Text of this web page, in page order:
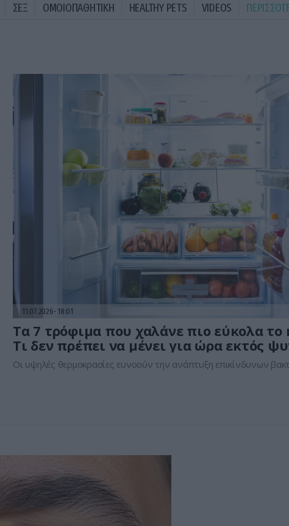
ΣΕΞ ΟΜΟΙΟΠΑΘΗΤΙΚΗ HEALTHY PETS VIDEOS
11.07.2026 18:01
Τα 7 τρόφιμα που χαλάνε πιο εύκολα το
Τι δεν πρέπει να μένει για ώρα εκτός
Οι υψηλές θερμοκρασίες ευνοούν την ανάπτυξη επικίνδυνων